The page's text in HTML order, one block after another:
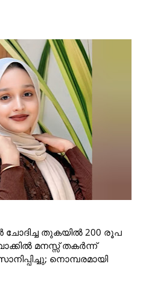
തുകയിൽ 200 രൂപ
മനസ്സ് തകർന്ന്
നൊമ്പരമായി